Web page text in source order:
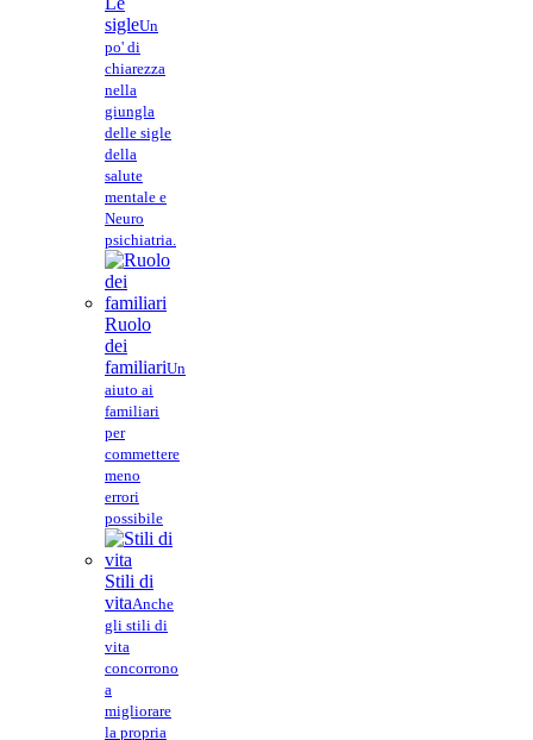
sigleUn
po' di
chiarezza
nella
giungla
delle sigle
della
salute
mentale e
Neuro
psichiatria.
Ruolo
dei
familiariUn
aiuto ai
familiari
per
commettere
meno
errori
possibile
Stili di
vitaAnche
gli stili di
vita
concorrono
a
migliorare
la propria